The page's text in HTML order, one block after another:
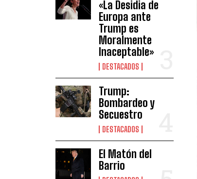
«La Desidia de
Europa ante
Trump es
Moralmente
Inaceptable»
DESTACADOS
Trump:
Bombardeo y
Secuestro
DESTACADOS
El Matón del
Barrio